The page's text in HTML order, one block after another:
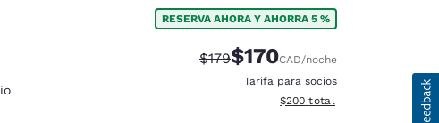
RESERVA AHORA Y AHORRA 5 %
Precio tachado:
$179Precio con descuento:
$170CAD/noche
Tarifa para socios
Ver detalles del total
$200 total